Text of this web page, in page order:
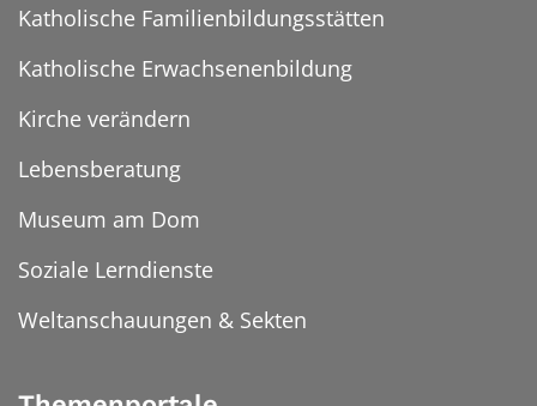
Katholische Familienbildungsstätten
Katholische Erwachsenenbildung
Kirche verändern
Lebensberatung
Museum am Dom
Soziale Lerndienste
Weltanschauungen & Sekten